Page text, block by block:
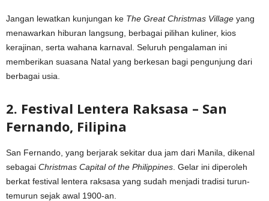
Jangan lewatkan kunjungan ke The Great Christmas Village yang
menawarkan hiburan langsung, berbagai pilihan kuliner, kios
kerajinan, serta wahana karnaval. Seluruh pengalaman ini
memberikan suasana Natal yang berkesan bagi pengunjung dari
berbagai usia.
2. Festival Lentera Raksasa – San
Fernando, Filipina
San Fernando, yang berjarak sekitar dua jam dari Manila, dikenal
sebagai Christmas Capital of the Philippines . Gelar ini diperoleh
berkat festival lentera raksasa yang sudah menjadi tradisi turun-
temurun sejak awal 1900-an.